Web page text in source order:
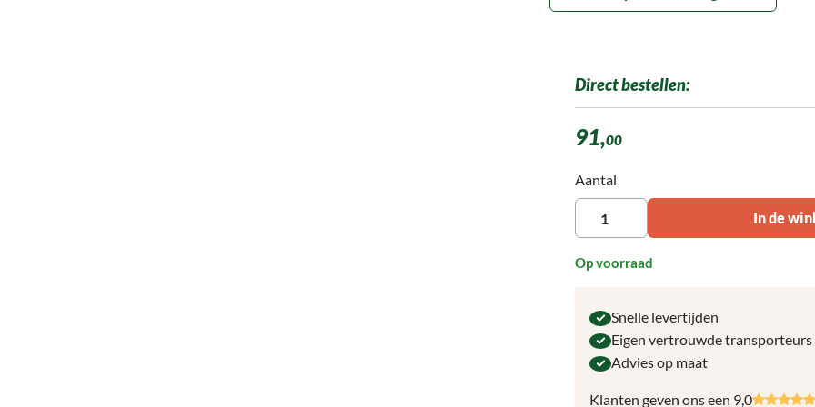
Direct bestellen:
91,00
Producthoeveelheid: Voer de gewenste
Aantal
In de
Op voorraad
Snelle levertijden
Eigen vertrouwde transporteurs
Advies op maat
Klanten geven ons een 9,0